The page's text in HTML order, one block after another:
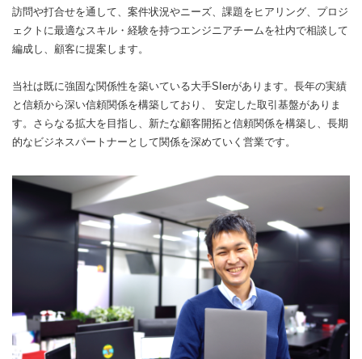
訪問や打合せを通して、案件状況やニーズ、課題をヒアリング、プロジ
ェクトに最適なスキル・経験を持つエンジニアチームを社内で相談して
編成し、顧客に提案します。
当社は既に強固な関係性を築いている大手SIerがあります。長年の実績
と信頼から深い信頼関係を構築しており、 安定した取引基盤がありま
す。さらなる拡大を目指し、新たな顧客開拓と信頼関係を構築し、長期
的なビジネスパートナーとして関係を深めていく営業です。